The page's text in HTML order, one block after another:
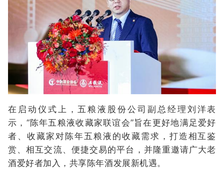
在启动仪式上，五粮液股份公司副总经理刘洋表
示，“陈年五粮液收藏家联谊会”旨在更好地满足爱好
者、收藏家对陈年五粮液的收藏需求，打造相互鉴
赏、相互交流、便捷交易的平台，并隆重邀请广大老
酒爱好者加入，共享陈年酒发展新机遇。